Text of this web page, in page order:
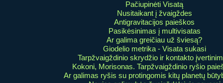
Pačiupinėti Visatą
Nusitaikant į žvaigždes
Antigravitacijos paieškos
Pasikėsinimas į multivisatas
Ar galima greičiau už šviesą?
Giodelio metrika - Visata sukasi
Tarpžvaigždinio skrydžio ir kontakto
Kokoni, Morisonas. Tarpžvaigždinio ryšio
Ar galimas ryšis su protingomis kitų planetų